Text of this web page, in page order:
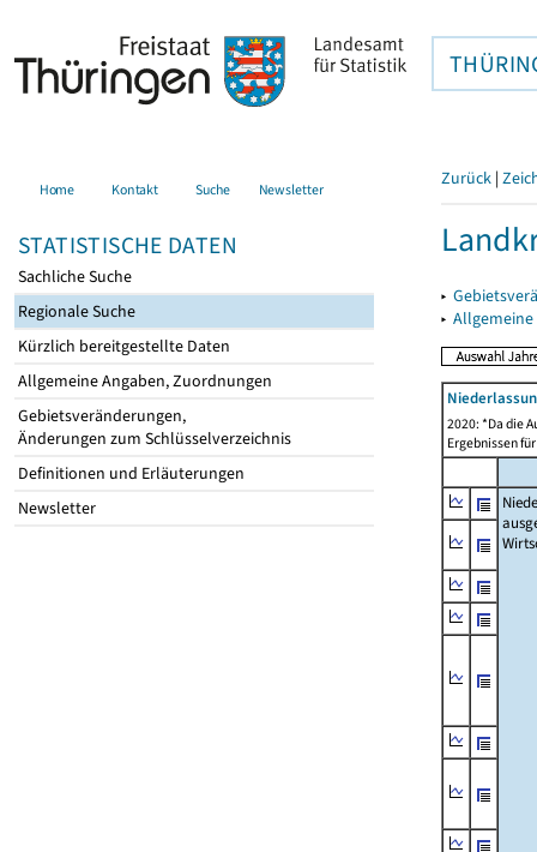
Home Kontakt Suche Newsletter
STATISTISCHE DATEN
Sachliche Suche
Regionale Suche
Kürzlich bereitgestellte Daten
Allgemeine Angaben, Zuordnungen
Gebietsveränderungen,
Änderungen zum Schlüsselverzeichnis
Definitionen und Erläuterungen
Newsletter
Zurück |
▸
▸
2020: *Da die
Ergebnissen